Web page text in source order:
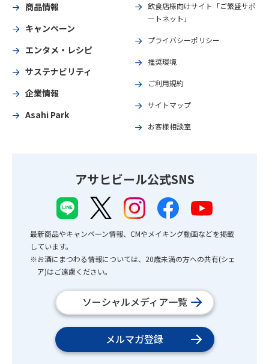
商品情報
キャンペーン
エンタメ・レシピ
サステナビリティ
企業情報
Asahi Park
飲食店様向けサイト「ご繁盛サポ
ートネット」
プライバシーポリシー
推奨環境
ご利用規約
サイトマップ
お客様相談室
アサヒビール公式SNS
最新商品やキャンペーン情報、CMやメイキング動画などを掲載
しています。
※お酒にまつわる情報については、20歳未満の方への共有(シェ
ア)はご遠慮ください。
ソーシャルメディア一覧
メルマガ登録